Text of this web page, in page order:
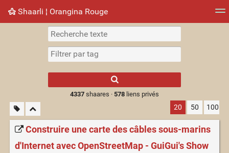
Shaarli ¦ Orangina Rouge
Nuage de tags Mur d'images
results.
4337shaares · 578liens privés
20 50 100
Construire une carte des câbles sous-marins
d'Internet avec OpenStreetMap - GuiGui's Show